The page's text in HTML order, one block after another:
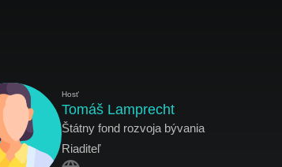
Hosť
Tomáš Lamprecht
Štátny fond rozvoja bývania
Riaditeľ